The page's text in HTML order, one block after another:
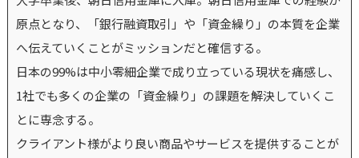
原点となり、「銀行融資取引」や「資金繰り」の本質を企業
へ伝えていくことがミッションだと確信する。
日本の99%は中小零細企業で成り立っている現状を痛感し、
1社でも多くの企業の「資金繰り」の課題を解決していくこ
とに専念する。
クライアント様がより良い商品やサービスを提供することが